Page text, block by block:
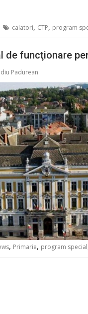
calatori, CTP, program
de funcţionare
Padurean
, Primarie, program special